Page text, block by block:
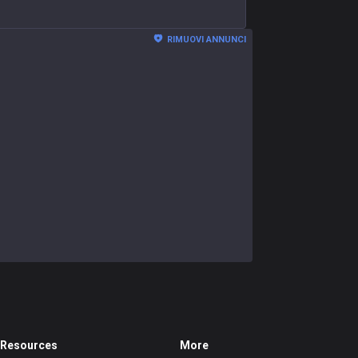
RIMUOVI ANNUNCI
Resources More